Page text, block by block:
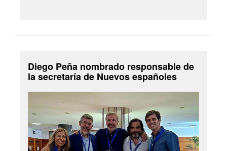
Diego Peña nombrado responsable de
la secretaría de Nuevos españoles